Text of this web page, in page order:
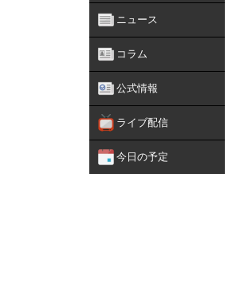
ニュース
コラム
公式情報
ライブ配信
今日の予定